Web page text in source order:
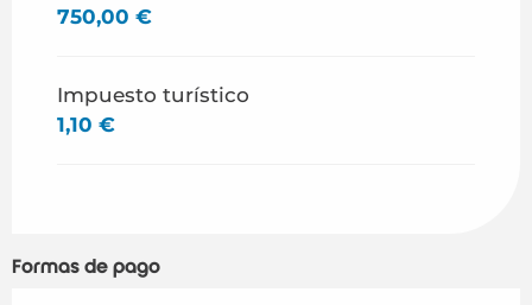
Desde 27 junio 2026
750,00 €
Impuesto turístico
1,10 €
Formas de pago